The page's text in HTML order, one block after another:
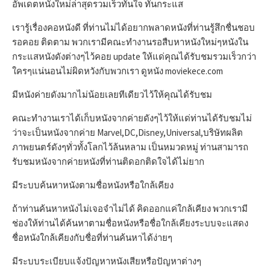
อัพเดตหนังใหม่ล่าสุดรวมเร็วทันใจ ทันกระแส
เรารู้เรื่องคอหนังดี ที่ท่านไม่ได้อยากพลาดหนังที่ท่านรู้สึกชื่นชอบ
รอคอย ติดตาม พวกเรามีคณะทำงานรอสืบหาหนังใหม่ๆหนังใน
กระแสหนังดังต่างๆไว้คอย update ให้แด่คุณได้รับชมรวมเร็วกว่า
ใครๆแน่นอนไม่ผิดหวังกับพวกเรา ดูหนัง moviekece.com
มีหนังค่ายดังมากไม่น้อยเลยทีเดียวไว้ให้คุณได้รับชม
คณะทำงานเราได้เก็บหนังจากค่ายดังๆไว้ให้แด่ท่านได้รับชมไม่
ว่าจะเป็นหนังจากค่าย Marvel,DC,Disney,Universal,บริษัทผลิต
ภาพยนตร์ดังๆทั่วทั้งโลกไว้ล้นหลาม เป็นหมวดหมู่ ท่านสามารถ
รับชมหนังจากค่ายหนังที่ท่านติดอกติดใจได้ไม่ยาก
มีระบบค้นหาหนังตามชื่อหนังหรือใกล้เคียง
ถ้าท่านค้นหาหนังไม่เจอจำไม่ได้ คิดออกแค่ใกล้เคียง พวกเรามี
ช่องให้ท่านได้ค้นหาตามชื่อหนังหรือชื่อใกล้เคียงระบบจะแสดง
ชื่อหนังใกล้เคียงกับชื่อที่ท่านค้นหาได้ง่ายๆ
มีระบบระเบียบแจ้งปัญหาหนังเสียหรือปัญหาต่างๆ